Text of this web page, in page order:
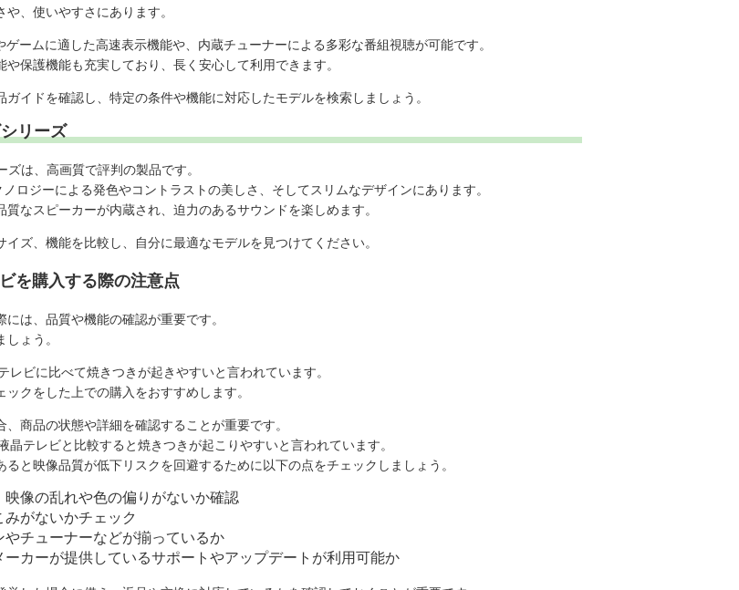
、使いやすさにあります。
ームに適した高速表示機能や、内蔵チューナーによる多彩な番組視聴が可能です。
や保護機能も充実しており、長く安心して利用できます。
ガイドを確認し、特定の条件や機能に対応したモデルを検索しましょう。
リーズ
ズは、高画質で評判の製品です。
ロジーによる発色やコントラストの美しさ、そしてスリムなデザインにあります。
質なスピーカーが内蔵され、迫力のあるサウンドを楽しめます。
イズ、機能を比較し、自分に最適なモデルを見つけてください。
を購入する際の注意点
は、品質や機能の確認が重要です。
ょう。
レビに比べて焼きつきが起きやすいと言われています。
クをした上での購入をおすすめします。
商品の状態や詳細を確認することが重要です。
晶テレビと比較すると焼きつきが起こりやすいと言われています。
ると映像品質が低下リスクを回避するために以下の点をチェックしましょう。
映像の乱れや色の偏りがないか確認
がないかチェック
やチューナーなどが揃っているか
ーカーが提供しているサポートやアップデートが利用可能か